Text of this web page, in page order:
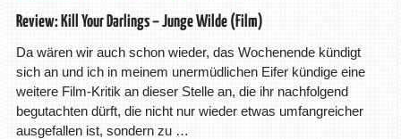
Review: Kill Your Darlings – Junge Wilde (Film)
Da wären wir auch schon wieder, das Wochenende kündigt
sich an und ich in meinem unermüdlichen Eifer kündige eine
weitere Film-Kritik an dieser Stelle an, die ihr nachfolgend
begutachten dürft, die nicht nur wieder etwas umfangreicher
ausgefallen ist, sondern zu …